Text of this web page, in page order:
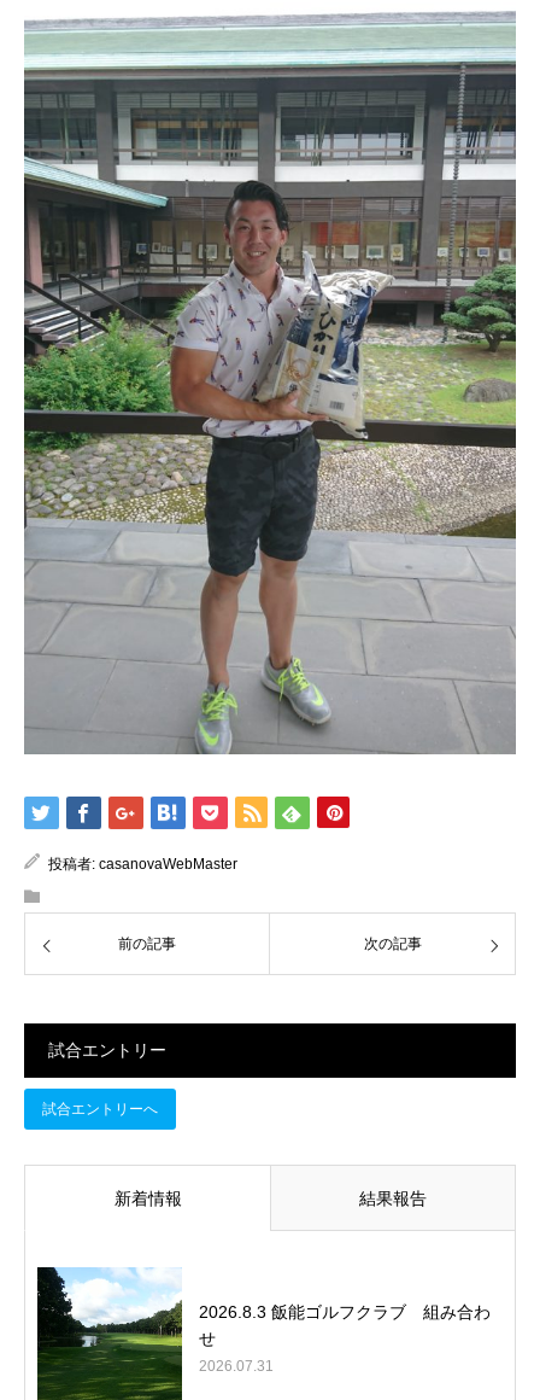
投稿者: casanovaWebMaster
前の記事 次の記事
試合エントリー
試合エントリーへ
新着情報 結果報告
2026.8.3 飯能ゴルフクラブ 組み合わ
せ
2026.07.31